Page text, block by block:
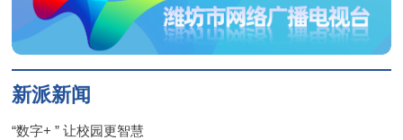
新派新闻
“数字+ ” 让校园更智慧